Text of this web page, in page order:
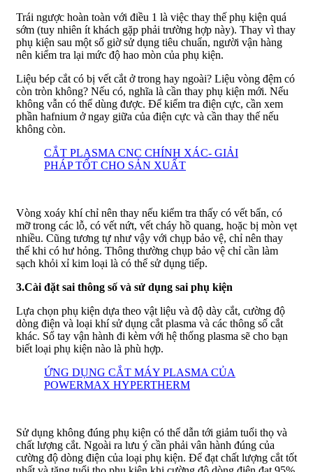
Trái ngược hoàn toàn với điều 1 là việc thay thế phụ kiện quá
sớm (tuy nhiên ít khách gặp phải trường hợp này). Thay vì thay
phụ kiện sau một số giờ sử dụng tiêu chuẩn, người vận hàng
nên kiểm tra lại mức độ hao mòn của phụ kiện.
Liệu bép cắt có bị vết cắt ở trong hay ngoài? Liệu vòng đệm có
còn tròn không? Nếu có, nghĩa là cần thay phụ kiện mới. Nếu
không vẫn có thể dùng được. Để kiểm tra điện cực, cần xem
phần hafnium ở ngay giữa của điện cực và cần thay thế nếu
không còn.
CẮT PLASMA CNC CHÍNH XÁC- GIẢI
PHÁP TỐT CHO SẢN XUẤT
Vòng xoáy khí chỉ nên thay nếu kiểm tra thấy có vết bẩn, có
mỡ trong các lỗ, có vết nứt, vết cháy hồ quang, hoặc bị mòn vẹt
nhiều. Cũng tương tự như vậy với chụp bảo vệ, chỉ nên thay
thế khi có hư hỏng. Thông thường chụp bảo vệ chỉ cần làm
sạch khỏi xỉ kim loại là có thể sử dụng tiếp.
3.Cài đặt sai thông số và sử dụng sai phụ kiện
Lựa chọn phụ kiện dựa theo vật liệu và độ dày cắt, cường độ
dòng điện và loại khí sử dụng cắt plasma và các thông số cắt
khác. Sổ tay vận hành đi kèm với hệ thống plasma sẽ cho bạn
biết loại phụ kiện nào là phù hợp.
ỨNG DỤNG CẮT MÁY PLASMA CỦA
POWERMAX HYPERTHERM
Sử dụng không đúng phụ kiện có thể dẫn tới giảm tuổi thọ và
chất lượng cắt. Ngoài ra lưu ý cần phải vân hành đúng của
cường độ dòng điện của loại phụ kiện. Để đạt chất lượng cắt tốt